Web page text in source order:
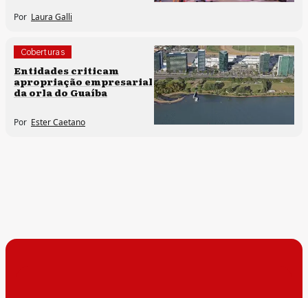
Por Laura Galli
Coberturas
Direitos humanos
Entidades criticam
apropriação empresarial
da orla do Guaíba
Por Ester Caetano